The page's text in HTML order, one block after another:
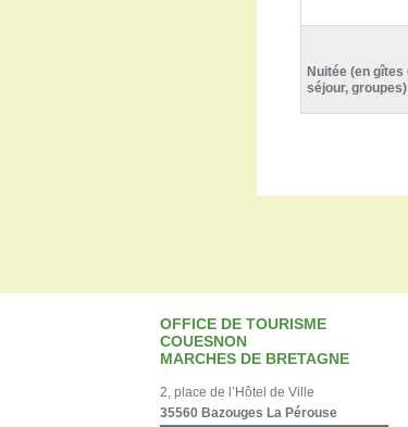
Nuitée (en gîtes
séjour, groupes)
OFFICE DE TOURISME
COUESNON
MARCHES DE BRETAGNE
2, place de l’Hôtel de Ville
35560 Bazouges La Pérouse